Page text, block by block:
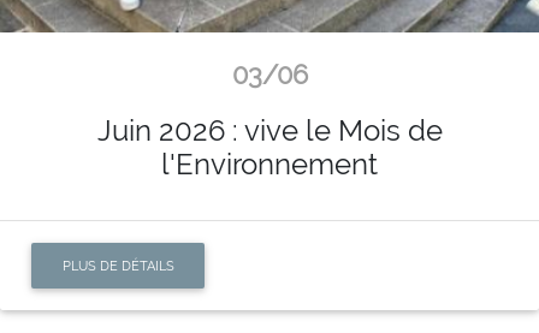
03/06
Juin 2026 : vive le Mois de
l'Environnement
PLUS DE DÉTAILS